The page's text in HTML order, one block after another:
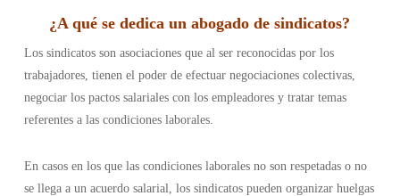
¿A qué se dedica un abogado de sindicatos?
Los sindicatos son asociaciones que al ser reconocidas por los
trabajadores, tienen el poder de efectuar negociaciones colectivas,
negociar los pactos salariales con los empleadores y tratar temas
referentes a las condiciones laborales.
En casos en los que las condiciones laborales no son respetadas o no
se llega a un acuerdo salarial, los sindicatos pueden organizar huelgas